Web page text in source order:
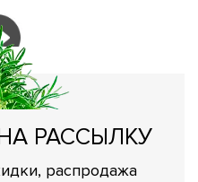
РАССЫЛКУ
распродажа